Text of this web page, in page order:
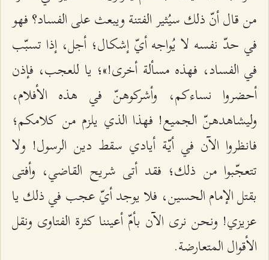
من قال أنّ ذلك سيُثير الفتنة ويبعث على الفساد؟ فهو
في حدّ نفسه لا يُواجه أيّ إشكال؛ أجل، إذا تسبّب
في الفساد، فهذه مسألة أخرى!»؛ يا للعجب، فإذن
أحضروا نساءكم، وأشركوهنّ في هذه الأفلام،
وليشاهدهنّ الجميع! فهذا الذي يلزم من كلامكم؛
فانظروا الآن في أيّة أيادي سقط دين الرسول! ولا
تتعجّبوا من ذلك؛ فقد أتى شريح القاضي، وأفتى
بقتل الإمام الحسين، فلا يوجد أيّ عجب في ذلك يا
عزيزي! ونحن نرى الآن بأمّ أعيننا كثرة الفتاوى ونقل
الأقوال المتعارضة.